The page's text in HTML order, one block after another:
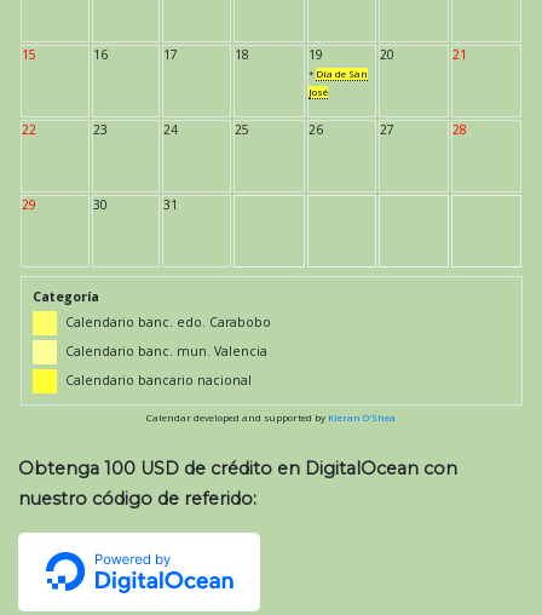
15 16 17 18 19
* Día de San
José
20 21
22 23 24 25 26 27 28
29 30 31
Categoría
Calendario banc. edo. Carabobo
Calendario banc. mun. Valencia
Calendario bancario nacional
Calendar developed and supported by Kieran O'Shea
Obtenga 100 USD de crédito en DigitalOcean con
nuestro código de referido: